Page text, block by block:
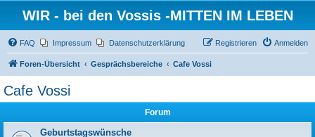
WIR - bei den Vossis -MITTEN IM LEBEN
FAQ Impressum Datenschutzerklärung Anmelden
Registrieren
Foren-Übersicht Gesprächsbereiche Cafe Vossi
Cafe Vossi
Forum
Geburtstagswünsche